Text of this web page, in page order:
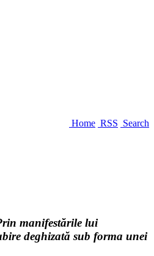
Home RSS Search
manifestările lui
deghizată sub forma unei